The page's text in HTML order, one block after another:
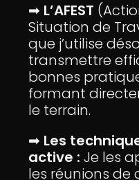
➡ L’AFEST
Situation de
que j’utilise
transmettre
bonnes
formant
le terrain.
➡ Les
active : Je les
les réunions de